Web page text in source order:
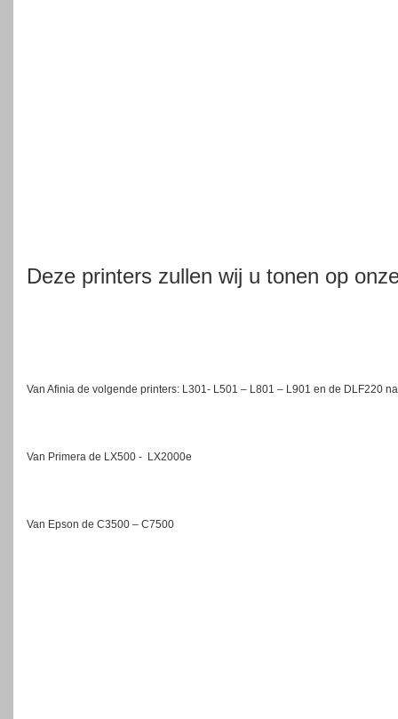
Deze printers zullen wij u tonen op
Van Afinia de volgende printers: L301- L501 – L801 – L901 en de DLF220
Van Primera de LX500 - LX2000e
Van Epson de C3500 – C7500